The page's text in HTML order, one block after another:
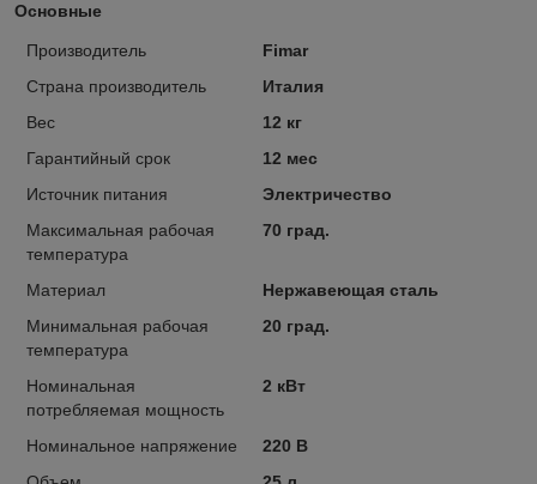
Основные
Производитель
Fimar
Страна производитель
Италия
Вес
12 кг
Гарантийный срок
12 мес
Источник питания
Электричество
Максимальная рабочая
температура
70 град.
Материал
Нержавеющая сталь
Минимальная рабочая
температура
20 град.
Номинальная
потребляемая мощность
2 кВт
Номинальное напряжение
220 В